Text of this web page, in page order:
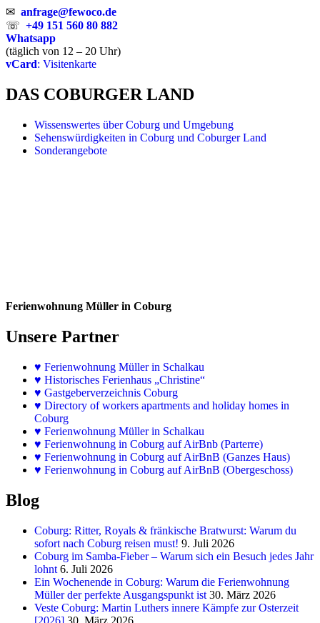
✉ anfrage@fewoco.de
☏ +49 151 560 80 882
Whatsapp
(täglich von 12 – 20 Uhr)
vCard: Visitenkarte
DAS COBURGER LAND
Wissenswertes über Coburg und Umgebung
Sehenswürdigkeiten in Coburg und Coburger Land
Sonderangebote
Ferienwohnung Müller in Coburg
Unsere Partner
♥ Ferienwohnung Müller in Schalkau
♥ Historisches Ferienhaus „Christine“
♥ Gastgeberverzeichnis Coburg
♥ Directory of workers apartments and holiday homes in
Coburg
♥ Ferienwohnung Müller in Schalkau
♥ Ferienwohnung in Coburg auf AirBnb (Parterre)
♥ Ferienwohnung in Coburg auf AirBnB (Ganzes Haus)
♥ Ferienwohnung in Coburg auf AirBnB (Obergeschoss)
Blog
Coburg: Ritter, Royals & fränkische Bratwurst: Warum du
sofort nach Coburg reisen must! 9. Juli 2026
Coburg im Samba-Fieber – Warum sich ein Besuch jedes Jahr
lohnt 6. Juli 2026
Ein Wochenende in Coburg: Warum die Ferienwohnung
Müller der perfekte Ausgangspunkt ist 30. März 2026
Veste Coburg: Martin Luthers innere Kämpfe zur Osterzeit
[2026] 30. März 2026